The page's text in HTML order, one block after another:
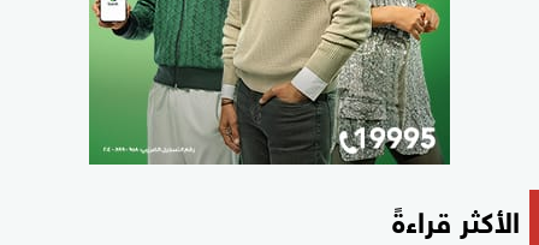
الأكثر قراءةً